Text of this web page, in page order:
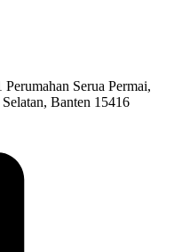
Serua Permai,
Banten 15416